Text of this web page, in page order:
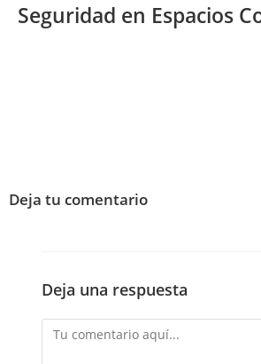
Seguridad en Espacios
Deja tu comentario
Deja una respuesta